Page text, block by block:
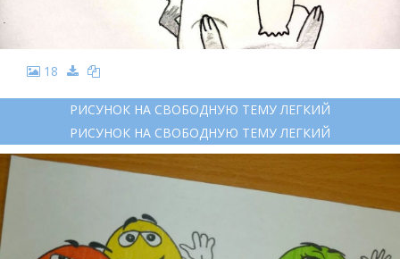
18
РИСУНОК НА СВОБОДНУЮ ТЕМУ ЛЕГКИЙ
РИСУНОК НА СВОБОДНУЮ ТЕМУ ЛЕГКИЙ